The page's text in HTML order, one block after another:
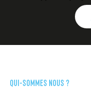
QUI-SOMMES NOUS ?